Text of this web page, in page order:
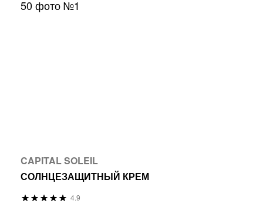
CAPITAL SOLEIL
СОЛНЦЕЗАЩИТНЫЙ КРЕМ
Р
4.9